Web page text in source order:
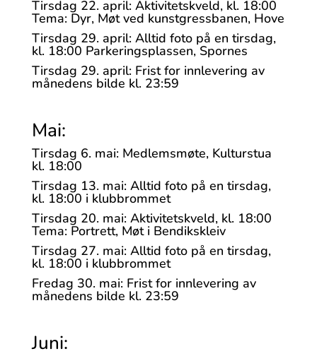
Tirsdag 22. april: Aktivitetskveld, kl. 18:00
Tema: Dyr, Møt ved kunstgressbanen, Hove
Tirsdag 29. april: Alltid foto på en tirsdag,
kl. 18:00 Parkeringsplassen, Spornes
Tirsdag 29. april: Frist for innlevering av
månedens bilde kl. 23:59
Mai:
Tirsdag 6. mai: Medlemsmøte, Kulturstua
kl. 18:00
Tirsdag 13. mai: Alltid foto på en tirsdag,
kl. 18:00 i klubbrommet
Tirsdag 20. mai: Aktivitetskveld, kl. 18:00
Tema: Portrett, Møt i Bendikskleiv
Tirsdag 27. mai: Alltid foto på en tirsdag,
kl. 18:00 i klubbrommet
Fredag 30. mai: Frist for innlevering av
månedens bilde kl. 23:59
Juni: